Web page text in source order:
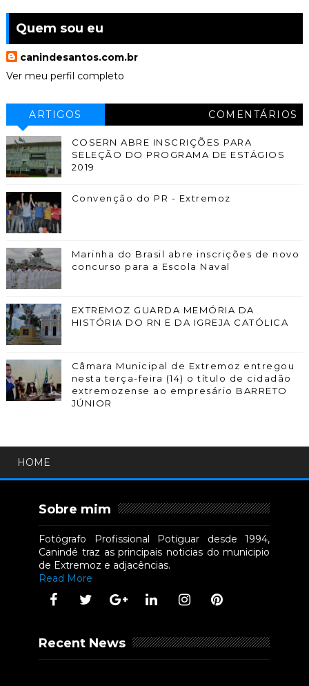
Quem sou eu
canindesantos.com.br
Ver meu perfil completo
ARTIGOS COMENTÁRIOS
COSERN ABRE INSCRIÇÕES PARA
SELEÇÃO DO PROGRAMA DE ESTÁGIOS
2019
Convenção do PR - Extremoz
Marinha do Brasil abre inscrições de novo
concurso para a Escola Naval
EXTREMOZ GUARDA MEMÓRIA DA
HISTÓRIA DO RN E DA IGREJA CATÓLICA
Câmara Municipal de Extremoz entregou
nesta terça-feira (14) o título de cidadão
extremozense ao empresário BARRETO
JÚNIOR
HOME
Sobre mim
Fotógrafo Profissional Potiguar desde 1994,
Canindé traz as principais noticias do municipio
de Extremoz e adjacências.
Read More
Recent News